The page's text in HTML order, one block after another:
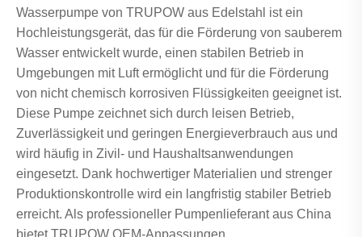
Wasserpumpe von TRUPOW aus Edelstahl ist ein
Hochleistungsgerät, das für die Förderung von sauberem
Wasser entwickelt wurde, einen stabilen Betrieb in
Umgebungen mit Luft ermöglicht und für die Förderung
von nicht chemisch korrosiven Flüssigkeiten geeignet ist.
Diese Pumpe zeichnet sich durch leisen Betrieb,
Zuverlässigkeit und geringen Energieverbrauch aus und
wird häufig in Zivil- und Haushaltsanwendungen
eingesetzt. Dank hochwertiger Materialien und strenger
Produktionskontrolle wird ein langfristig stabiler Betrieb
erreicht. Als professioneller Pumpenlieferant aus China
bietet TRUPOW OEM-Anpassungen,